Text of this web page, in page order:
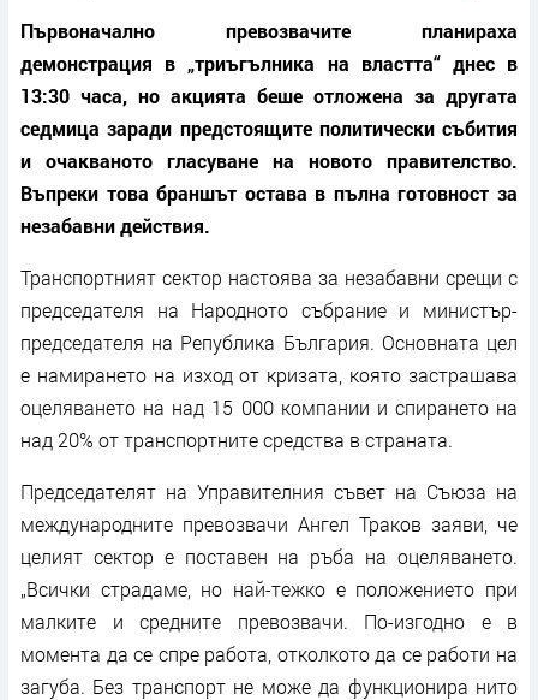
Първоначално превозвачите планираха
демонстрация в „триъгълника на властта“ днес в
13:30 часа, но акцията беше отложена за другата
седмица заради предстоящите политически събития
и очакваното гласуване на новото правителство.
Въпреки това браншът остава в пълна готовност за
незабавни действия.
Транспортният сектор настоява за незабавни срещи с
председателя на Народното събрание и министър-
председателя на Република България. Основната цел
е намирането на изход от кризата, която застрашава
оцеляването на над 15 000 компании и спирането на
над 20% от транспортните средства в страната.
Председателят на Управителния съвет на Съюза на
международните превозвачи Ангел Траков заяви, че
целият сектор е поставен на ръба на оцеляването.
„Всички страдаме, но най-тежко е положението при
малките и средните превозвачи. По-изгодно е в
момента да се спре работа, отколкото да се работи на
загуба. Без транспорт не може да функционира нито